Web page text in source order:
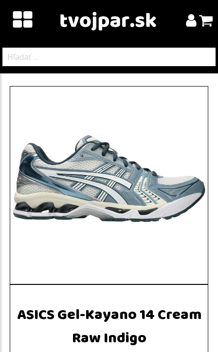
ASICS Gel-Kayano 14 Cream
Raw Indigo